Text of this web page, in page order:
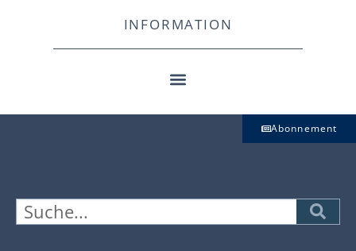
INFORMATION
Abonnement